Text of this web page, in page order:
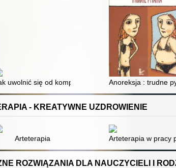
[5]
uwolnić się od kompulsywnego objadania się :
Anoreksja : trudne
- KREATYWNE UZDROWIENIE
Arteterapia Arteterapia w pracy
ROZWIĄZANIA DLA NAUCZYCIELI I